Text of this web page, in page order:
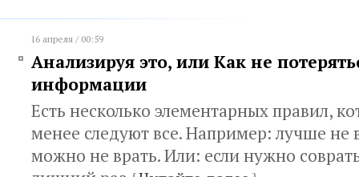
16 апреля / 00:59
Анализируя это, или Как не
информации
Есть несколько элементарных правил,
менее следуют все. Например: лучше не
можно не врать. Или: если нужно